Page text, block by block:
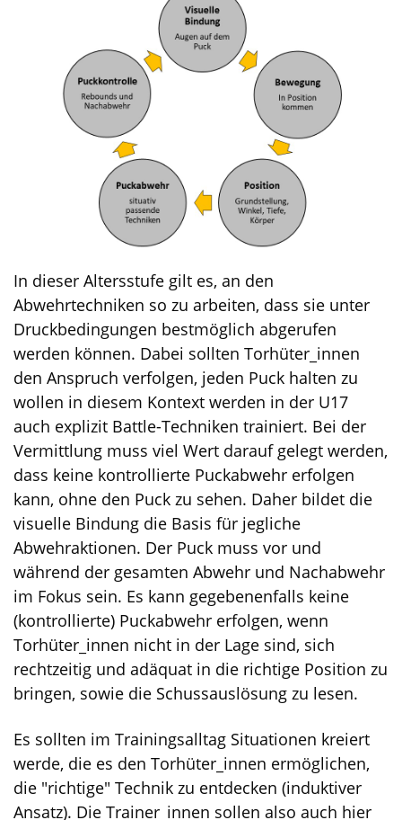
In dieser Altersstufe gilt es, an den
Abwehrtechniken so zu arbeiten, dass sie unter
Druckbedingungen bestmöglich abgerufen
werden können. Dabei sollten Torhüter_innen
den Anspruch verfolgen, jeden Puck halten zu
wollen in diesem Kontext werden in der U17
auch explizit Battle-Techniken trainiert. Bei der
Vermittlung muss viel Wert darauf gelegt werden,
dass keine kontrollierte Puckabwehr erfolgen
kann, ohne den Puck zu sehen. Daher bildet die
visuelle Bindung die Basis für jegliche
Abwehraktionen. Der Puck muss vor und
während der gesamten Abwehr und Nachabwehr
im Fokus sein. Es kann gegebenenfalls keine
(kontrollierte) Puckabwehr erfolgen, wenn
Torhüter_innen nicht in der Lage sind, sich
rechtzeitig und adäquat in die richtige Position zu
bringen, sowie die Schussauslösung zu lesen.
Es sollten im Trainingsalltag Situationen kreiert
werde, die es den Torhüter_innen ermöglichen,
die "richtige" Technik zu entdecken (induktiver
Ansatz). Die Trainer_innen sollen also auch hier